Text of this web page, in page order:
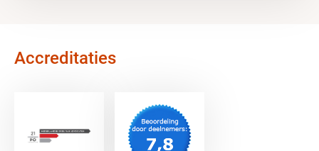
Accreditaties